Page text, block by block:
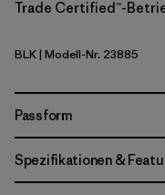
Trade Certified™-
Black
BLK| Modell-Nr. 23885
Passform
Spezifikationen &